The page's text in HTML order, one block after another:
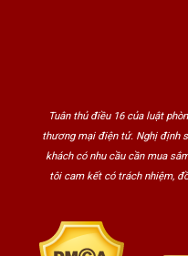
Tuân thủ điều 16 của luật
thương mại điện tử. Nghị định
khách có nhu cầu cần mua
tôi cam kết có trách nhiệm,